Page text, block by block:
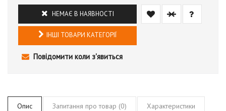
НЕМАЄ В НАЯВНОСТІ
ІНШІ ТОВАРИ КАТЕГОРІЇ
Повідомити коли з'явиться
Опис Запитання про товар (0) Характеристики